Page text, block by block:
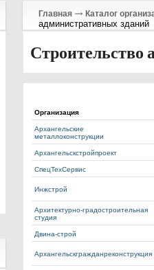
Главная Каталог
административных зданий
Строительство
Организация
Архангельские
металлоконструкции
Архангельскстройпроект
СпецТехСервис
Инжстрой
Архитектурно-градостроительная
студия
Двина-строй
Архангельскгражданреконструкция